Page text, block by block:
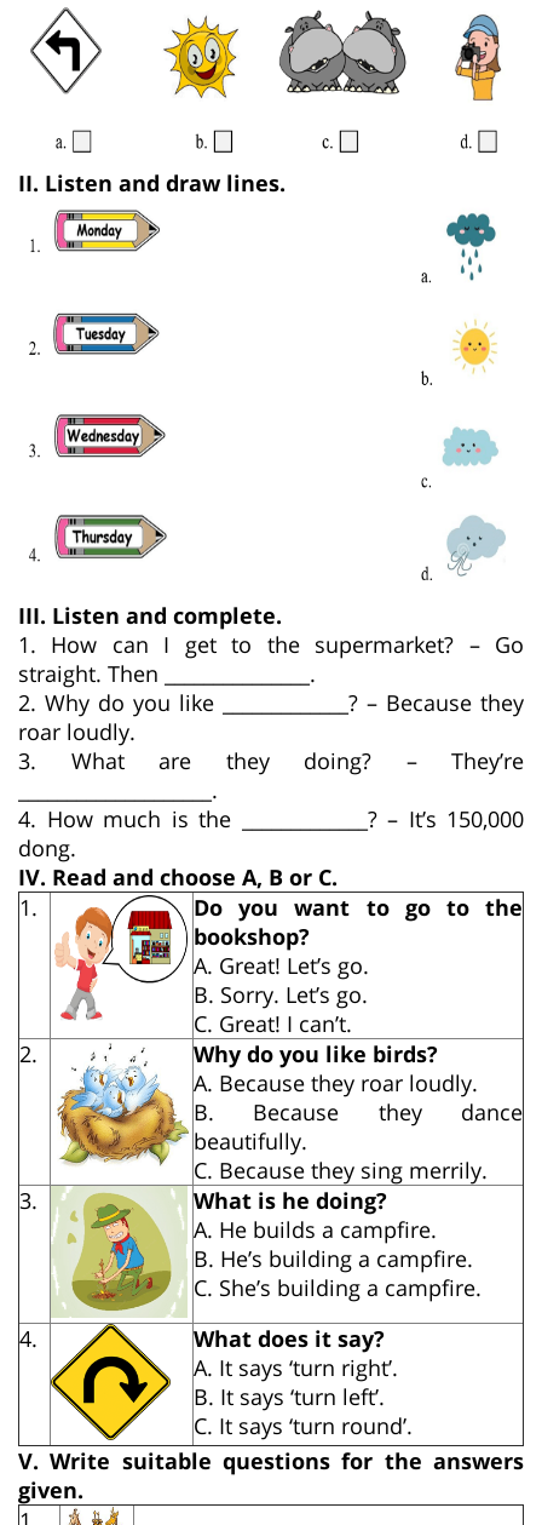
II. Listen and draw lines.
III. Listen and complete.
1. How can I get to the supermarket? – Go
straight. Then _______________.
2. Why do you like _____________? – Because they
roar loudly.
3. What are they doing? – They’re
____________________.
4. How much is the _____________? – It’s 150,000
dong.
IV. Read and choose A, B or C.
1.
Do you want to go to the
bookshop?
A. Great! Let’s go.
B. Sorry. Let’s go.
C. Great! I can’t.
2.
Why do you like birds?
A. Because they roar loudly.
B. Because they dance
beautifully.
C. Because they sing merrily.
3.
What is he doing?
A. He builds a campfire.
B. He’s building a campfire.
C. She’s building a campfire.
4.
What does it say?
A. It says ‘turn right’.
B. It says ‘turn left’.
C. It says ‘turn round’.
V. Write suitable questions for the answers
given.